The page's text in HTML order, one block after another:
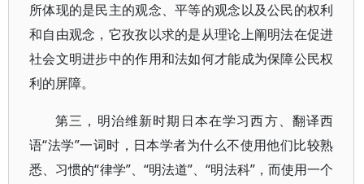
所体现的是民主的观念、平等的观念以及公民的权利
和自由观念，它孜孜以求的是从理论上阐明法在促进
社会文明进步中的作用和法如何才能成为保障公民权
利的屏障。
第三，明治维新时期日本在学习西方、翻译西
语“法学”一词时，日本学者为什么不使用他们比较熟
悉、习惯的“律学”、“明法道”、“明法科”，而使用一个